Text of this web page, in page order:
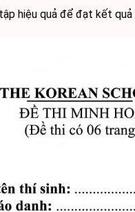
hiệu quả để đạt kết